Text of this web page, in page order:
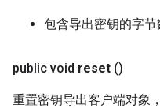
包含导出密钥的字节
public void reset ()
重置密钥导出客户端对象